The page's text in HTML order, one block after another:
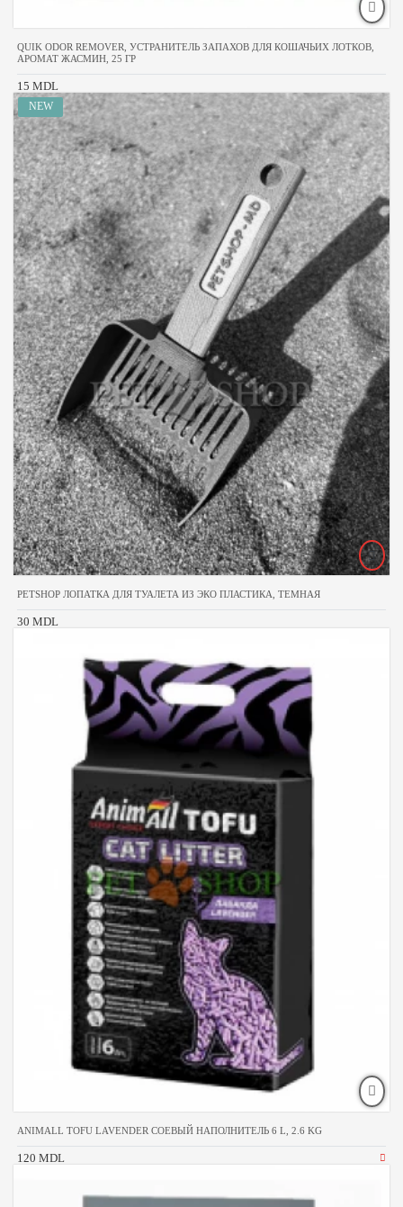
QUIK ODOR REMOVER, УСТРАНИТЕЛЬ ЗАПАХОВ ДЛЯ КОШАЧЬИХ ЛОТКОВ,
АРОМАТ ЖАСМИН, 25 ГР
15 MDL
PETSHOP ЛОПАТКА ДЛЯ ТУАЛЕТА ИЗ ЭКО ПЛАСТИКА, ТЕМНАЯ
30 MDL
ANIMALL TOFU LAVENDER СОЕВЫЙ НАПОЛНИТЕЛЬ 6 L, 2.6 KG
120 MDL